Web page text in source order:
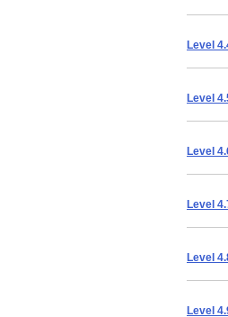
Level
Level
Level
Level
Level
Level